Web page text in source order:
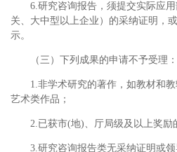
6.研究咨询报告，须提交实际应
关、大中型以上企业）的采纳证明，
示。
（三）下列成果的申请不予受理：
1.非学术研究的著作，如教材和
艺术类作品；
2.已获市(地)、厅局级及以上奖励
3.研究咨询报告类无采纳证明或领